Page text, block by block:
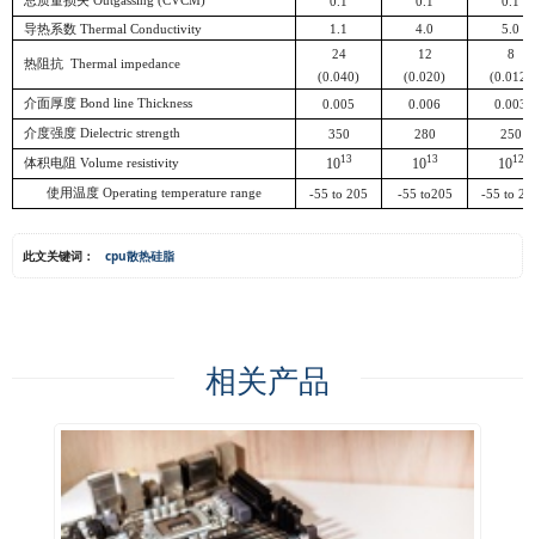
导热系数 Thermal Conductivity 1.1 4.0 5.0
热阻抗 Thermal impedance
24
(0.040)
12
(0.020)
8
(0.012)
介面厚度 Bond line Thickness 0.005 0.006 0.003
介度强度 Dielectric strength 350 280 250
体积电阻 Volume resistivity 1013 1013 1012
使用温度 Operating temperature range -55 to 205 -55 to205 -55 to
此文关键词： cpu散热硅脂
相关产品